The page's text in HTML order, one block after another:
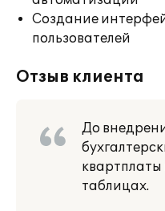
Создание
пользователей
Отзыв клиента
До
квартплаты
таблицах.